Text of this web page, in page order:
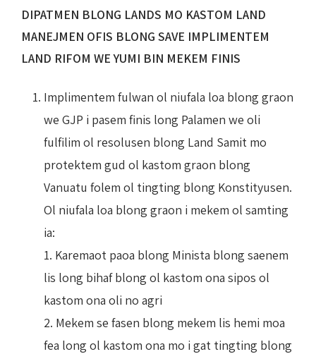
DIPATMEN BLONG LANDS MO KASTOM LAND
MANEJMEN OFIS BLONG SAVE IMPLIMENTEM
LAND RIFOM WE YUMI BIN MEKEM FINIS
Implimentem fulwan ol niufala loa blong graon
we GJP i pasem finis long Palamen we oli
fulfilim ol resolusen blong Land Samit mo
protektem gud ol kastom graon blong
Vanuatu folem ol tingting blong Konstityusen.
Ol niufala loa blong graon i mekem ol samting
ia:
1. Karemaot paoa blong Minista blong saenem
lis long bihaf blong ol kastom ona sipos ol
kastom ona oli no agri
2. Mekem se fasen blong mekem lis hemi moa
fea long ol kastom ona mo i gat tingting blong